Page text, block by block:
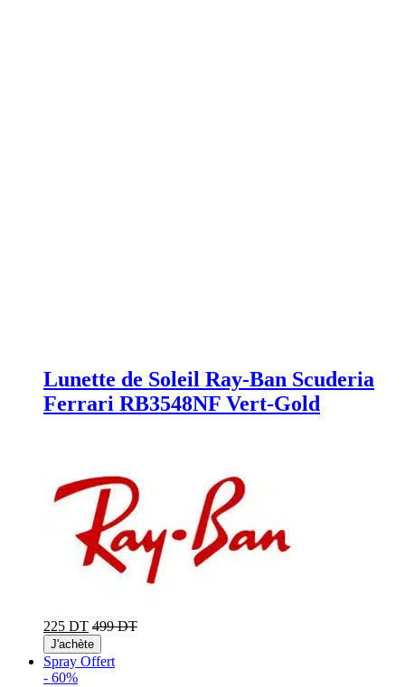
Lunette de Soleil Ray-Ban Scuderia
Ferrari RB3548NF Vert-Gold
225 DT 499 DT
J'achète
Spray Offert
- 60%